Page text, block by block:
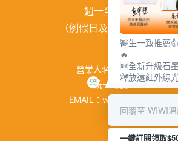
週一至週五
（例假日及中午
營業人名稱：興濠企業有
統一編號：84941651
EMAIL：
©wiwi.com
醫生一致推薦
🔥
🆕全新升級石
釋放遠紅外線
回覆至 WIWI
一鍵訂閱領取